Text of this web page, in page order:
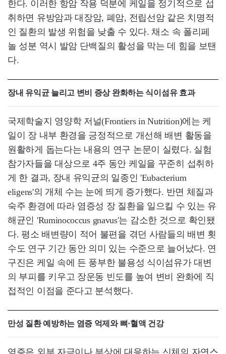
한다. 이러한 항암 작용 덕분에 케일을 정기적으로 섭
취하면 유방암과 대장암, 폐암, 전립선암 같은 치명적
인 질환의 발생 위험을 낮출 수 있다. 채소 속 폴리페
놀 성분 역시 발암 단백질의 활성을 막는 데 힘을 보탠
다.
장내 유익균 늘리고 변비 증상 완화하는 식이섬유 효과
국제학술지 영양학 저널(Frontiers in Nutrition)에는 케
일이 장 내부 환경을 긍정적으로 개선해 배변 활동을
원활하게 돕는다는 내용의 연구 논문이 실렸다. 실험
참가자들을 대상으로 4주 동안 케일을 꾸준히 섭취하
게 한 결과, 장내 유익균의 일종인 'Eubacterium
eligens'의 개체 수는 눈에 띄게 증가했다. 반면 체질과
숙주 환경에 따라 염증성 장 질환을 일으킬 수 있는 유
해균인 'Ruminococcus gnavus'는 감소한 것으로 확인됐
다. 평소 배변량이 적어 불편을 겪던 사람들의 배변 횟
수도 연구 기간 동안 의미 있는 수준으로 늘어났다. 연
구진은 케일 속에 든 풍부한 불용성 식이섬유가 대변
의 부피를 키우고 장운동 빈도를 높여 변비 완화에 직
접적인 이점을 준다고 분석했다.
만성 질환 예방하는 염증 억제와 뼈·혈액 건강
염증은 외부 자극이나 부상에 대응하는 신체의 자연스